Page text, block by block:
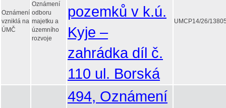
Oznámení
vzniklá na
ÚMČ
Oznámení
odboru
majetku a
územního
rozvoje
pozemků v k.ú.
Kyje –
zahrádka díl č.
110 ul. Borská
UMCP14/26/
494, Oznámení